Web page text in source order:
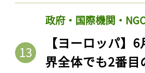
政府・国際機関・
【ヨーロッパ】
界全体でも2番